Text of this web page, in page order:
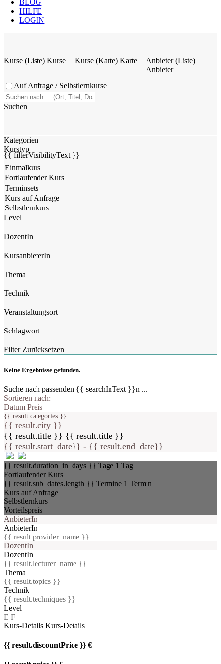
BLOG
HILFE
LOGIN
Kurse (Liste) Kurse Kurse (Karte) Karte
Anbieter (Liste)
Anbieter
Auf Anfrage / Selbstlernkurse
Suchen
{{ filterVisibilityText }}
Kategorien
Kurstyp
Level
DozentIn
KursanbieterIn
Thema
Technik
Veranstaltungsort
Schlagwort
Filter Zurücksetzen
Keine Ergebnisse gefunden.
Suche nach passenden {{ searchInText }}n ...
Sortieren nach:
Datum Preis
{{ result.categories }}
{{ result.city }}
{{ result.title }} {{ result.title }}
{{ result.start_date}} - {{ result.end_date}}
{{ result.duration_in_days }} Tage 1 Tag
Fortlaufender Kurs
{{ result.sub_dates.length }} Termine 1 Termin
Kurs auf Anfrage
Selbstlernkurs
Vorteilspreis
AnbieterIn
AnbieterIn
{{ result.provider_name }}
DozentIn
DozentIn
{{ result.lecturer_name }}
Thema
{{ result.topics }}
Technik
{{ result.techniques }}
Level
E F
Kurs-Details Kurs-Details
{{ result.discountPrice }} €